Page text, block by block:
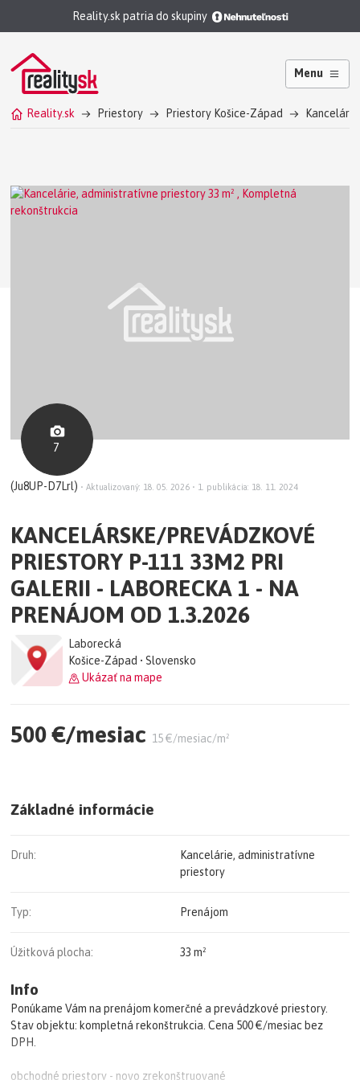
Reality.sk patria do skupiny
Menu
Reality.sk Priestory Priestory Košice-Západ
7
(Ju8UP-D7Lrl) • Aktualizovaný: 18. 05. 2026 • 1. publikácia: 18. 11. 2024
KANCELÁRSKE/PREVÁDZKOVÉ
PRIESTORY P-111 33M2 PRI
GALERII - LABORECKA 1 - NA
PRENÁJOM OD 1.3.2026
Laborecká
Košice-Západ • Slovensko
Ukázať na mape
500 €/mesiac 15 €/mesiac/m²
Základné informácie
Druh:
Kancelárie, administratívne
priestory
Typ: Prenájom
Úžitková plocha: 33 m²
Info
Ponúkame Vám na prenájom komerčné a prevádzkové priestory.
Stav objektu: kompletná rekonštrukcia. Cena 500 €/mesiac bez
DPH.
obchodné priestory - novo zrekonštruované